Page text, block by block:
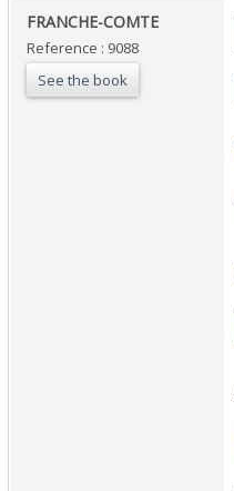
‎FRANCHE-COMTE‎
Reference : 9088
See the book